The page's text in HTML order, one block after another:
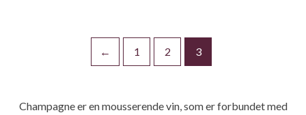
← 1 2 3
Champagne er en mousserende vin, som er forbundet med